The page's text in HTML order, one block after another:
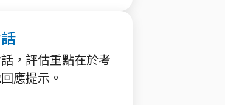
，評估重點在於考
應提示。